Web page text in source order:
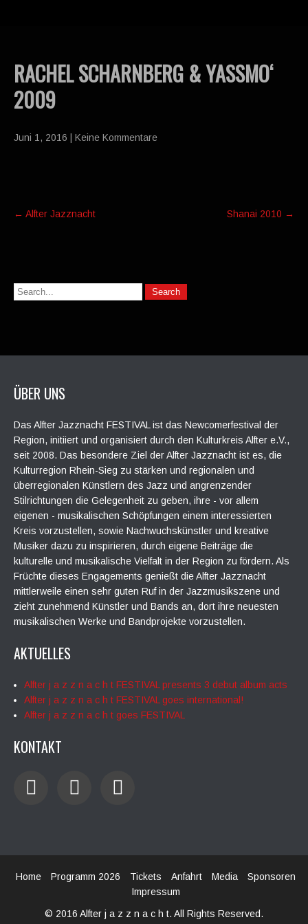
RACHEL SCHARNBERG & YASSMO‘
2009
Juni 1, 2016 Keine Kommentare
Post
navigation
← Alfter Jazznacht Shanai 2010 →
ÜBER UNS
Das Alfter Jazznacht FESTIVAL ist das Newcomerfestival der
Region, initiiert und organisiert durch den Kulturkreis Alfter e.V.,
seit 2008. Das besondere Ziel der Alfter Jazznacht ist es, die
Kulturregion Rhein-Sieg zu stärken und regionalen und
überregionalen Künstlern des Jazz und angrenzender
Stilrichtungen die Gelegenheit zu geben, ihre - vor allem
eigenen - musikalischen Schöpfungen einem interessierten
Kreis vorzustellen, sowie Nachwuchskünstler und kreative
Musiker dazu zu inspirieren, durch eigene Beiträge die
kulturelle und musikalische Vielfalt in der Region zu fördern. Als
Früchte dieses Engagements genießt die Alfter Jazznacht
mittlerweile einen sehr guten Ruf in der Jazzmusikszene und
zieht zunehmend Künstler und Bands an, dort ihre neuesten
musikalischen Werke und Bandprojekte vorzustellen.
AKTUELLES
Alfter j a z z n a c h t FESTIVAL presents 3 debut album acts
Alfter j a z z n a c h t FESTIVAL goes international!
Alfter j a z z n a c h t goes FESTIVAL
KONTAKT
Home Programm 2026 Tickets Anfahrt Media
Sponsoren
Impressum
© 2016 Alfter j a z z n a c h t. All Rights Reserved.